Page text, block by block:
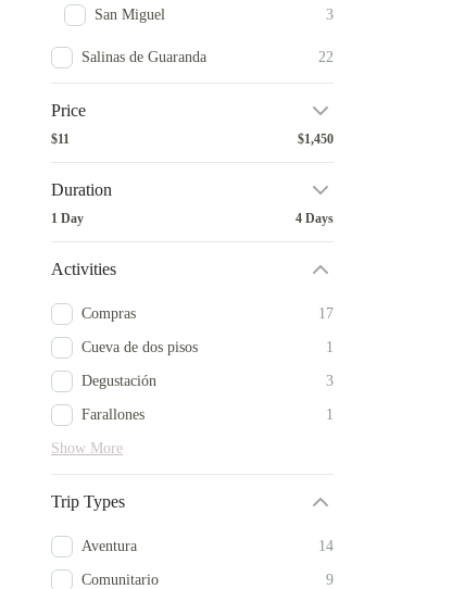
San Miguel 3
Salinas de Guaranda 22
Price
$11 $1,450
Duration
1 Day 4 Days
Activities
Compras 17
Cueva de dos pisos 1
Degustación 3
Farallones 1
Show More
Trip Types
Aventura 14
Comunitario 9